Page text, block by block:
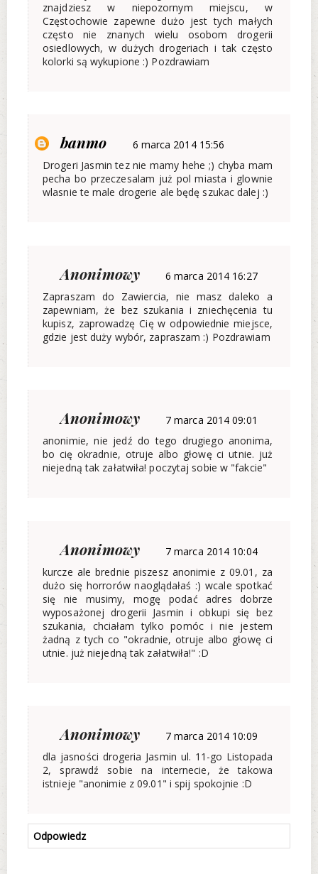
znajdziesz w niepozornym miejscu, w
Częstochowie zapewne dużo jest tych małych
często nie znanych wielu osobom drogerii
osiedlowych, w dużych drogeriach i tak często
kolorki są wykupione :) Pozdrawiam
banmo
6 marca 2014 15:56
Drogeri Jasmin tez nie mamy hehe ;) chyba mam
pecha bo przeczesalam już pol miasta i glownie
wlasnie te male drogerie ale będę szukac dalej :)
Anonimowy
6 marca 2014 16:27
Zapraszam do Zawiercia, nie masz daleko a
zapewniam, że bez szukania i zniechęcenia tu
kupisz, zaprowadzę Cię w odpowiednie miejsce,
gdzie jest duży wybór, zapraszam :) Pozdrawiam
Anonimowy
7 marca 2014 09:01
anonimie, nie jedź do tego drugiego anonima,
bo cię okradnie, otruje albo głowę ci utnie. już
niejedną tak załatwiła! poczytaj sobie w "fakcie"
Anonimowy
7 marca 2014 10:04
kurcze ale brednie piszesz anonimie z 09.01, za
dużo się horrorów naoglądałaś :) wcale spotkać
się nie musimy, mogę podać adres dobrze
wyposażonej drogerii Jasmin i obkupi się bez
szukania, chciałam tylko pomóc i nie jestem
żadną z tych co "okradnie, otruje albo głowę ci
utnie. już niejedną tak załatwiła!" :D
Anonimowy
7 marca 2014 10:09
dla jasności drogeria Jasmin ul. 11-go Listopada
2, sprawdź sobie na internecie, że takowa
istnieje "anonimie z 09.01" i spij spokojnie :D
Odpowiedz